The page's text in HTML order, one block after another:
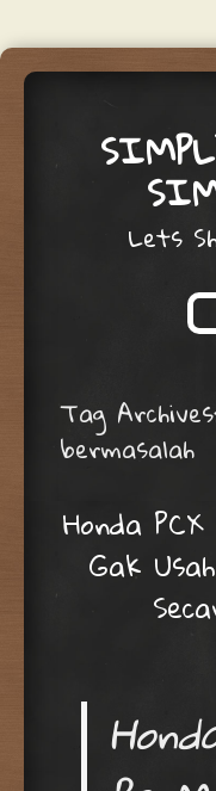
Lets
Tag
bermasalah
Honda
Gak